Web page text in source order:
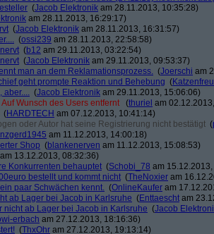
(Jacob Elektronik am 28.11.2013, 10:35:28)
am 28.11.2013, 16:29:17)
(Jacob Elektronik am 28.11.2013, 16:31:57)
(ossi239 am 28.11.2013, 22:58:58)
(b12 am 29.11.2013, 03:22:54)
(Jacob Elektronik am 29.11.2013, 09:53:37)
man an dem Reklamationsprozess. (Joerschi am
geht prompte Reaktion und Behebung (
aber.... (Jacob Elektronik am 29.11.2013, 15:06:06)
Auf Wunsch des Users entfernt (thuriel am
(HARDTECH am 07.12.2013, 10:41:14)
oder Autor hat seine Registrierung nicht bestätigt (
am 11.12.2013, 14:00:18)
Shop (blankenerven am 11.12.2013, 15:08:53)
am 13.12.2013, 08:32:36)
Konkurrenten behauptet (Schobi_78 am
bestellt und kommt nicht (TheNoxier am
paar Schwächen kennt. (OnlineKaufer am
ab Lager bei Jacob in Karlsruhe (Enttaescht am
nicht ab Lager bei Jacob in Karlsruhe (Jacob
erbach am 27.12.2013, 18:16:36)
(ThxOhr am 27.12.2013, 19:13:14)